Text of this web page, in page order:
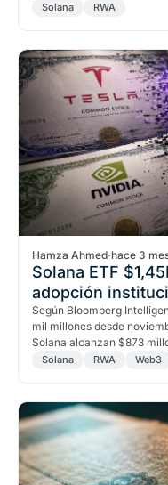
Solana RWA
Hamza Ahmed·hace 3
Solana ETF
adopción
Según Bloomberg
mil millones desde
Solana alcanzan $873
Solana RWA Web3